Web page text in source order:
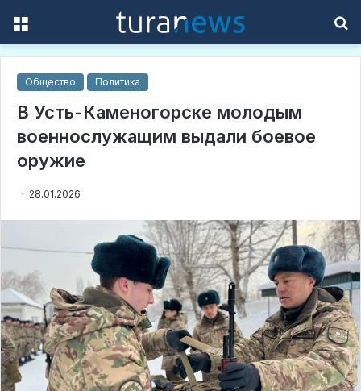
Общество Политика
В Усть-Каменогорске молодым
военнослужащим выдали боевое
оружие
28.01.2026